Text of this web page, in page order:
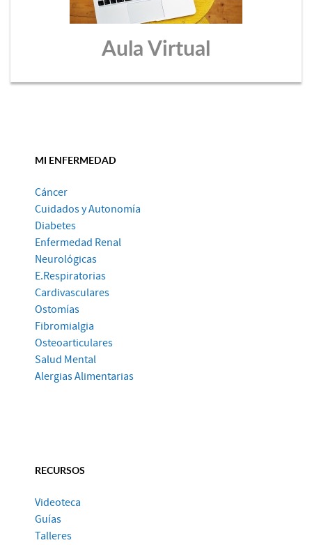
Aula Virtual
MI ENFERMEDAD
Cáncer
Cuidados y Autonomía
Diabetes
Enfermedad Renal
Neurológicas
E.Respiratorias
Cardivasculares
Ostomías
Fibromialgia
Osteoarticulares
Salud Mental
Alergias Alimentarias
RECURSOS
Videoteca
Guías
Talleres